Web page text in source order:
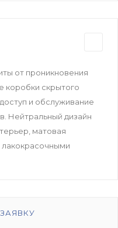
от проникновения
коробки скрытого
и обслуживание
Нейтральный дизайн
матовая
лакокрасочными